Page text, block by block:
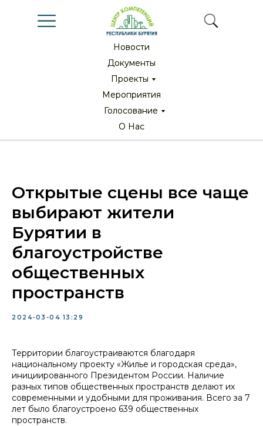
Новости
Новости
Документы
Документы
Мероприятия
Мероприятия
Проекты
Проекты
О Нас
О Нас
Голосование
Голосование
Открытые сцены все чаще
выбирают жители
Бурятии в
благоустройстве
общественных
пространств
2024-03-04 13:29
Территории благоустраиваются благодаря
национальному проекту «Жилье и городская среда»,
инициированного Президентом России. Наличие
разных типов общественных пространств делают их
современными и удобными для проживания. Всего за 7
лет было благоустроено 639 общественных
пространств.